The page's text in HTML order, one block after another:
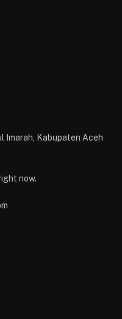
Imarah, Kabupaten Aceh
now.